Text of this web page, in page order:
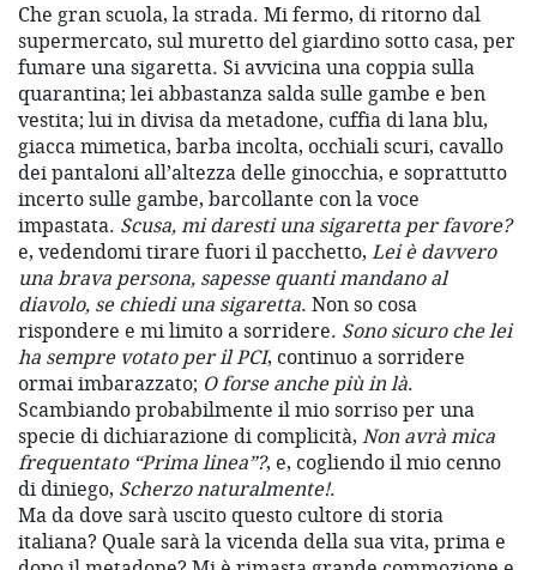
Che gran scuola, la strada. Mi fermo, di ritorno dal
supermercato, sul muretto del giardino sotto casa, per
fumare una sigaretta. Si avvicina una coppia sulla
quarantina; lei abbastanza salda sulle gambe e ben
vestita; lui in divisa da metadone, cuffia di lana blu,
giacca mimetica, barba incolta, occhiali scuri, cavallo
dei pantaloni all’altezza delle ginocchia, e soprattutto
incerto sulle gambe, barcollante con la voce
impastata. Scusa, mi daresti una sigaretta per favore?
e, vedendomi tirare fuori il pacchetto, Lei è davvero
una brava persona, sapesse quanti mandano al
diavolo, se chiedi una sigaretta. Non so cosa
rispondere e mi limito a sorridere. Sono sicuro che lei
ha sempre votato per il PCI, continuo a sorridere
ormai imbarazzato; O forse anche più in là.
Scambiando probabilmente il mio sorriso per una
specie di dichiarazione di complicità, Non avrà mica
frequentato “Prima linea”?, e, cogliendo il mio cenno
di diniego, Scherzo naturalmente!.
Ma da dove sarà uscito questo cultore di storia
italiana? Quale sarà la vicenda della sua vita, prima e